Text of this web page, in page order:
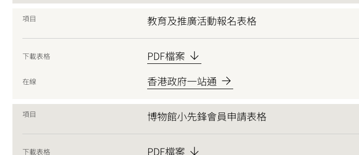
項目 教育及推廣活動報名表格
下載表格 PDF檔案
在線 香港政府一站通
項目 博物館小先鋒會員申請表格
下載表格 PDF檔案